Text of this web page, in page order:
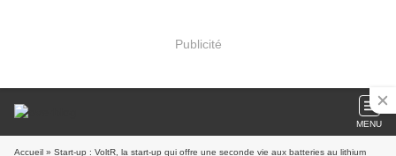
Publicité
MENU
Accueil » Start-up : VoltR, la start-up qui offre une seconde vie aux batteries au lithium